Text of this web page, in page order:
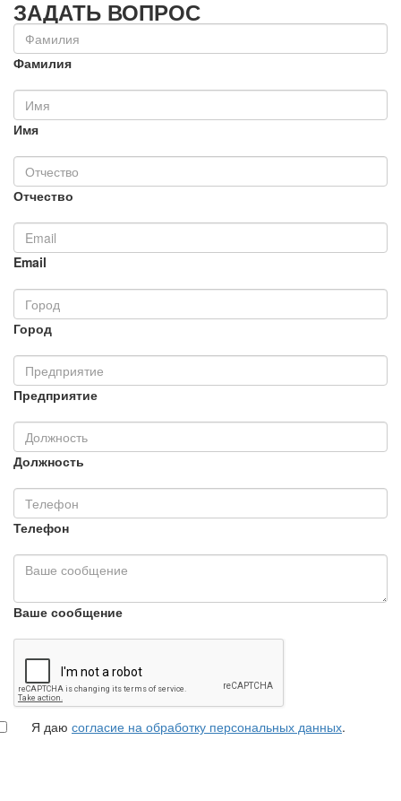
ЗАДАТЬ ВОПРОС
Фамилия
Имя
Отчество
Email
Город
Предприятие
Должность
Телефон
Ваше сообщение
Я даю согласие на обработку персональных данных.